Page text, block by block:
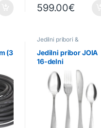
na strani izdelka
599.00€
(3
Jedilni pribori &
pripomočki
Jedilni pribor JOIA
16-delni